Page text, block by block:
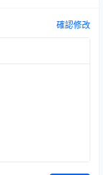
確認修改